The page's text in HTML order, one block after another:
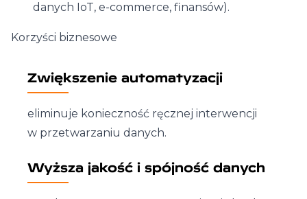
danych IoT, e-commerce, finansów).
Korzyści biznesowe
Zwiększenie automatyzacji
eliminuje konieczność ręcznej interwencji
w przetwarzaniu danych.
Wyższa jakość i spójność danych